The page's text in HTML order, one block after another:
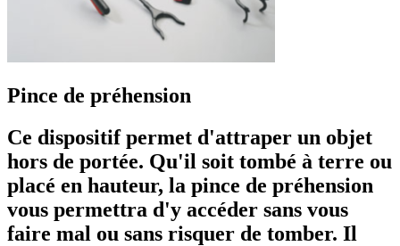
Pince de préhension
Ce dispositif permet d'attraper un objet
hors de portée. Qu'il soit tombé à terre ou
placé en hauteur, la pince de préhension
vous permettra d'y accéder sans vous
faire mal ou sans risquer de tomber. Il